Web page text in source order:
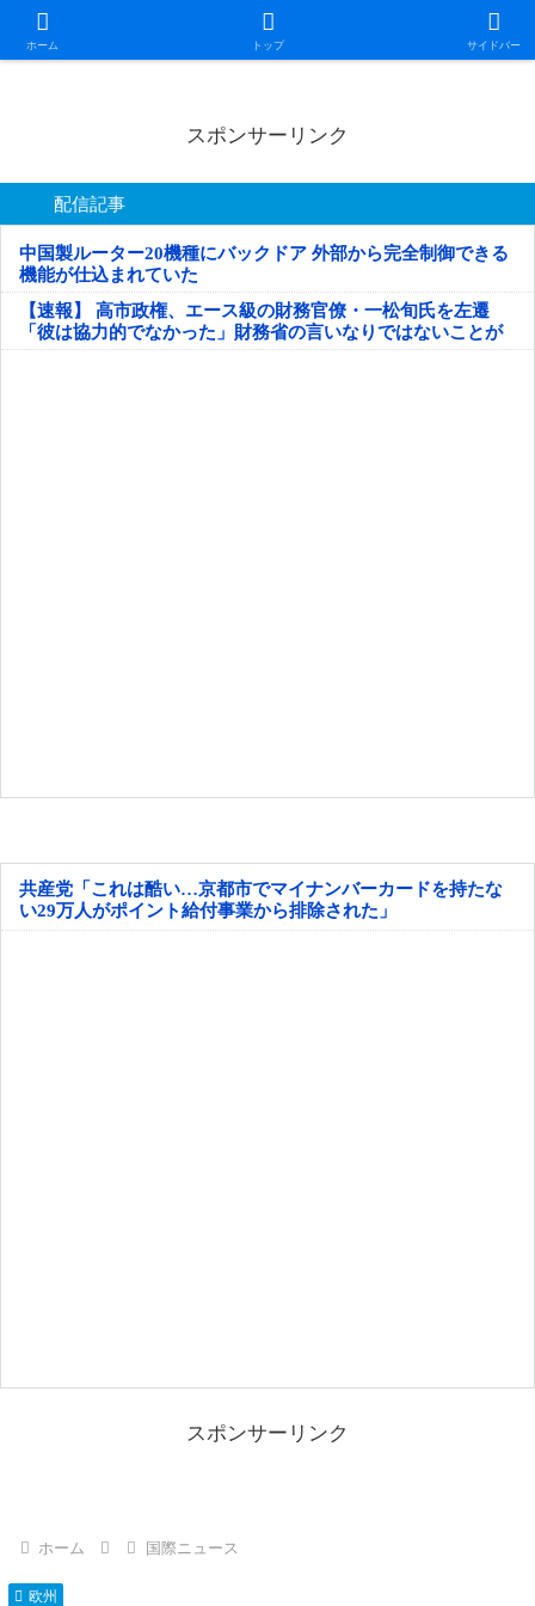
ホーム トップ サイドバー
日本第一！ニュース録
スポンサーリンク
配信記事
中国製ルーター20機種にバックドア 外部から完全制御できる
機能が仕込まれていた
【速報】 高市政権、エース級の財務官僚・一松旬氏を左遷
「彼は協力的でなかった」財務省の言いなりではないことが
判明
共産党「これは酷い…京都市でマイナンバーカードを持たな
い29万人がポイント給付事業から排除された」
スポンサーリンク
ホーム 国際ニュース
欧州